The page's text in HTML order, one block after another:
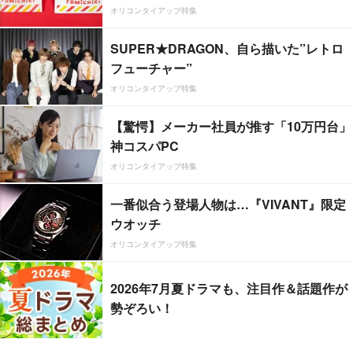
オリコンタイアップ特集
SUPER★DRAGON、自ら描いた”レトロ
フューチャー”
オリコンタイアップ特集
【驚愕】メーカー社員が推す「10万円台」
神コスパPC
オリコンタイアップ特集
一番似合う登場人物は…『VIVANT』限定
ウオッチ
オリコンタイアップ特集
2026年7月夏ドラマも、注目作＆話題作が
勢ぞろい！